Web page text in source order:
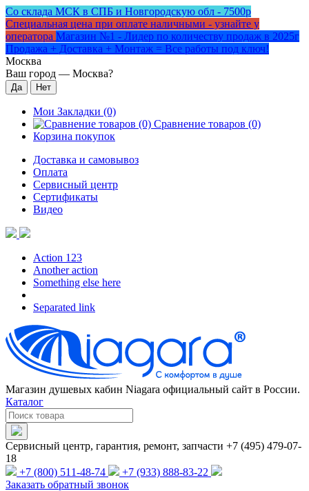
Со склада МСК в СПБ и Новгородскую обл - 7500р
Специальная цена при оплате наличными - узнайте у
оператора Магазин №1 - Лидер по количеству продаж в 2025г
Продажа + Доставка + Монтаж = Все работы под ключ!
Москва
Ваш город — Москва?
Мои Закладки (0)
Сравнение товаров (0)
Корзина покупок
Доставка и самовывоз
Оплата
Сервисный центр
Сертификаты
Видео
Action 123
Another action
Something else here
Separated link
Магазин душевых кабин Niagara официальный сайт в России.
Каталог
Сервисный центр, гарантия, ремонт, запчасти +7 (495) 479-07-
18
+7 (800) 511-48-74
+7 (933) 888-83-22
Заказать обратный звонок